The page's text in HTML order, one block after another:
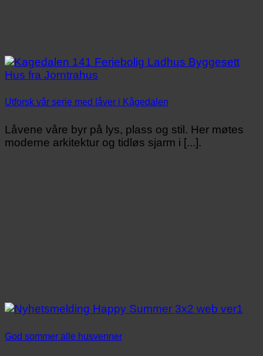
Utforsk vår serie med låver i Kågedalen
Låvene våre byr på lys, plass og stil. Her møtes
moderne arkitektur og tidløs sjarm i [...].
God sommer alle husvenner